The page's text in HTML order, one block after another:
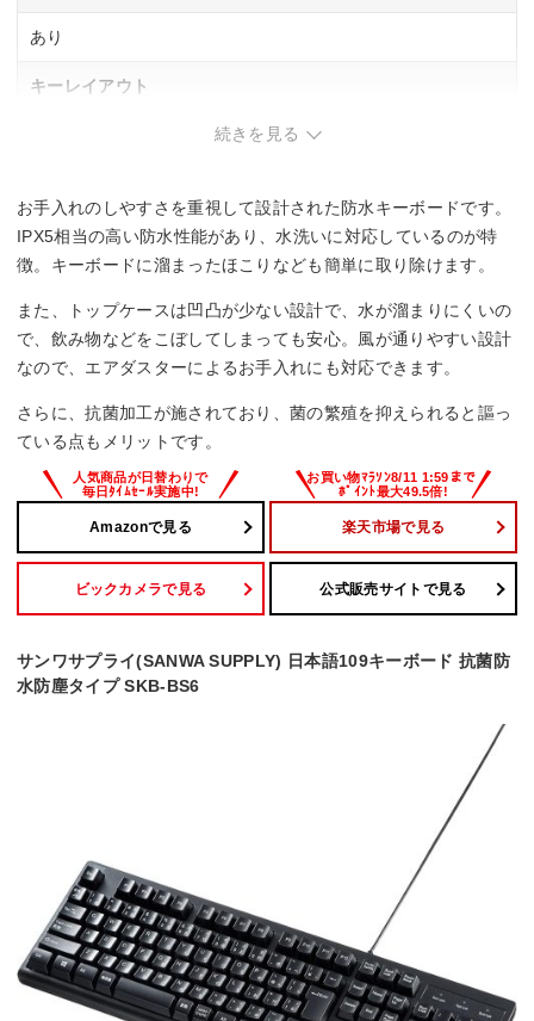
あり
キーレイアウト
キースイッチ
メンブレン
防水
サイズ
436.6×34.7×148.7 mm
続きを見る
お手入れのしやすさを重視して設計された防水キーボードです。
IPX5相当の高い防水性能があり、水洗いに対応しているのが特
徴。キーボードに溜まったほこりなども簡単に取り除けます。
また、トップケースは凹凸が少ない設計で、水が溜まりにくいの
で、飲み物などをこぼしてしまっても安心。風が通りやすい設計
なので、エアダスターによるお手入れにも対応できます。
さらに、抗菌加工が施されており、菌の繁殖を抑えられると謳っ
ている点もメリットです。
Amazonで見る 楽天市場で見る
ビックカメラで見る 公式販売サイトで見る
サンワサプライ(SANWA SUPPLY) 日本語109キーボード 抗菌防
水防塵タイプ SKB-BS6